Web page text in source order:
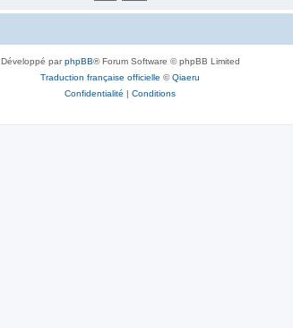
Développé parphpBB® Forum Software © phpBB Limited
Traduction française officielle ©Qiaeru
Confidentialité | Conditions